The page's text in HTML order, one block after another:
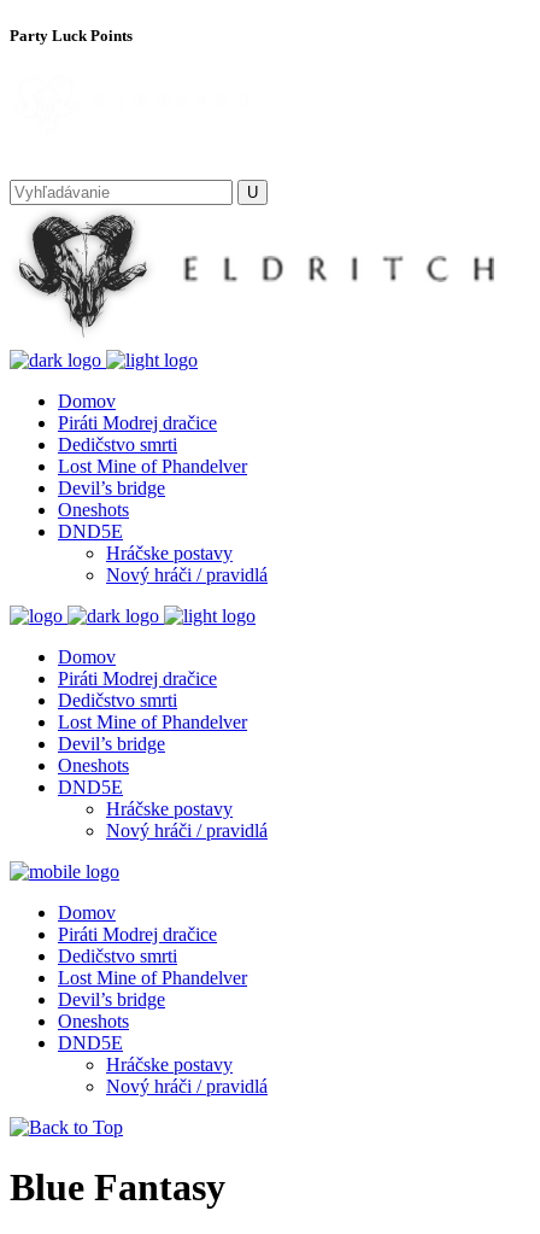
Party Luck Points
Domov
Piráti Modrej dračice
Dedičstvo smrti
Lost Mine of Phandelver
Devil’s bridge
Oneshots
DND5E
Hráčske postavy
Nový hráči / pravidlá
Domov
Piráti Modrej dračice
Dedičstvo smrti
Lost Mine of Phandelver
Devil’s bridge
Oneshots
DND5E
Hráčske postavy
Nový hráči / pravidlá
Domov
Piráti Modrej dračice
Dedičstvo smrti
Lost Mine of Phandelver
Devil’s bridge
Oneshots
DND5E
Hráčske postavy
Nový hráči / pravidlá
Blue Fantasy